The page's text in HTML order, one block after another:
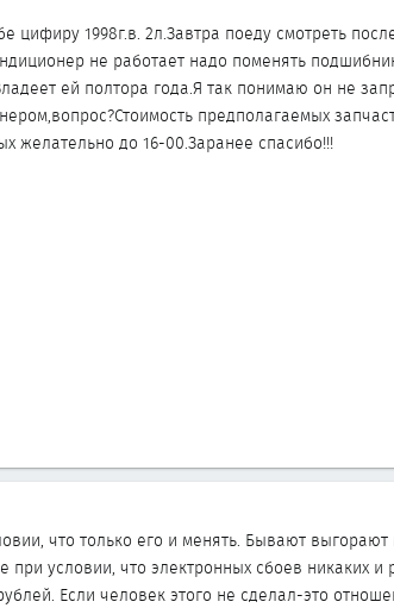
цифиру 1998г.в. 2л.Завтра поеду смотреть
не работает надо поменять
ей полтора года.Я так понимаю он не
предполагаемых
желательно до 16-00.Заранее спасибо!!!
что только его и менять. Бывают
условии, что электронных сбоев никаких
Если человек этого не сделал-это